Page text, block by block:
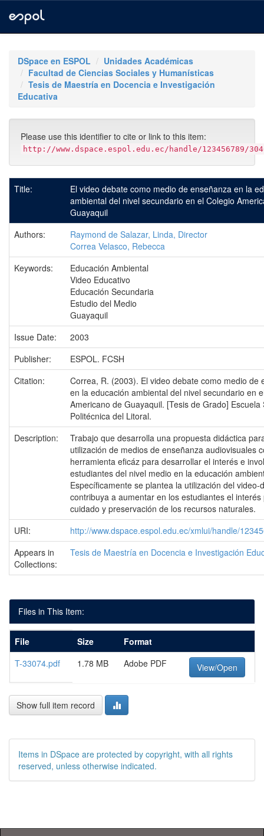
navigationDSpace en ESPOL
Unidades Académicas
Facultad de Ciencias Sociales y Humanísticas
Tesis de Maestría en Docencia e Investigación
Educativa
Please use this identifier to cite or link to this item:
http://www.dspace.espol.edu.ec/handle/123456789/
Title:
El video debate como medio de enseñanza en la
ambiental del nivel secundario en el Colegio
Guayaquil
Authors:
Raymond de Salazar, Linda, Director
Correa Velasco, Rebecca
Keywords:
Educación Ambiental
Video Educativo
Educación Secundaria
Estudio del Medio
Guayaquil
Issue Date:
2003
Publisher:
ESPOL. FCSH
Citation:
Correa, R. (2003). El video debate como medio de
en la educación ambiental del nivel secundario en
Americano de Guayaquil. [Tesis de Grado] Escuela
Politécnica del Litoral.
Description:
Trabajo que desarrolla una propuesta didáctica
utilización de medios de enseñanza audiovisuales
herramienta eficáz para desarrollar el interés e
estudiantes del nivel medio en la educación
Específicamente se plantea la utilización del video-
contribuya a aumentar en los estudiantes el interés
cuidado y preservación de los recursos naturales.
URI:
http://www.dspace.espol.edu.ec/xmlui/handle/
Appears in
Collections:
Tesis de Maestría en Docencia e Investigación
Files in This Item:
File Size
Format
T-33074.pdf
1.78 MB Adobe PDF View/Open
Show full item record
Items in DSpace are protected by copyright, with all rights
reserved, unless otherwise indicated.